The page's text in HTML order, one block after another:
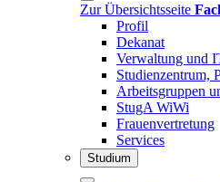
Zur Übersichtsseite
Profil
Dekanat
Verwaltung und
Studienzentrum,
Arbeitsgruppen
StugA WiWi
Frauenvertretung
Services
Studium